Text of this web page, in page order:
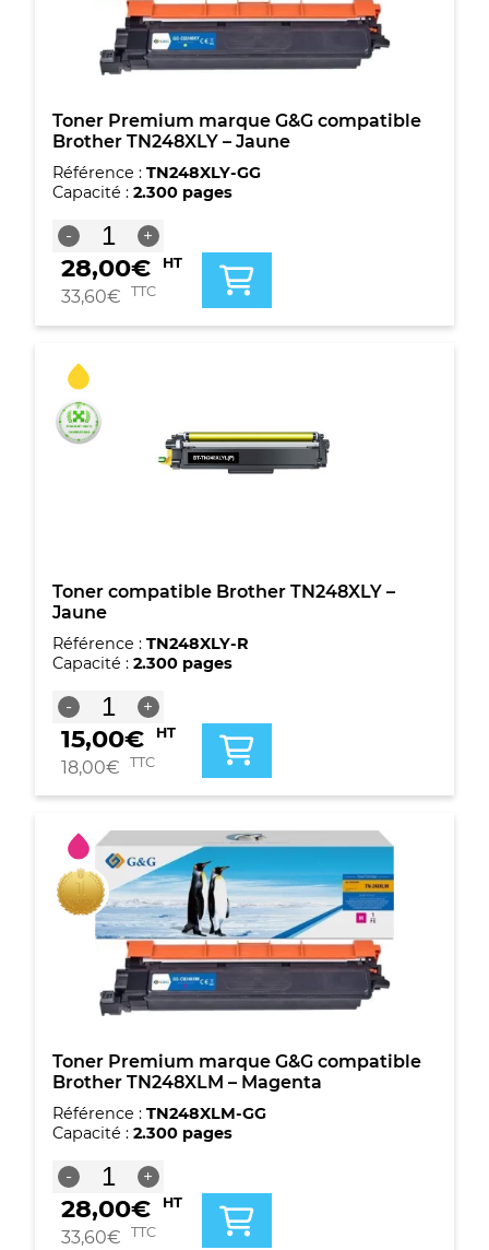
Toner Premium marque G&G compatible
Brother TN248XLY – Jaune
Référence : TN248XLY-GG
Capacité : 2.300 pages
-
quantité
de
Toner
Premium
G&G
Brother
TN248XLY
-
Jaune
+
28,00€ HT
33,60€ TTC
Toner compatible Brother TN248XLY –
Jaune
Référence : TN248XLY-R
Capacité : 2.300 pages
-
quantité
de
Toner
compatible
TN248XLY
Jaune
+
15,00€ HT
18,00€ TTC
Toner Premium marque G&G compatible
Brother TN248XLM – Magenta
Référence : TN248XLM-GG
Capacité : 2.300 pages
-
quantité
de
Toner
Premium
+
28,00€ HT
33,60€ TTC